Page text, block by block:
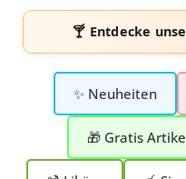
🍸 Entdecke
✨ Neuheiten
🎁 Gratis